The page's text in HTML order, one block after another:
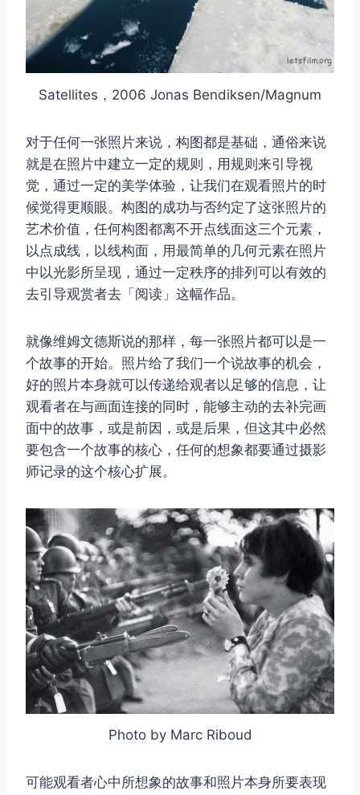
Satellites，2006 Jonas Bendiksen/Magnum
对于任何一张照片来说，构图都是基础，通俗来说
就是在照片中建立一定的规则，用规则来引导视
觉，通过一定的美学体验，让我们在观看照片的时
候觉得更顺眼。构图的成功与否约定了这张照片的
艺术价值，任何构图都离不开点线面这三个元素，
以点成线，以线构面，用最简单的几何元素在照片
中以光影所呈现，通过一定秩序的排列可以有效的
去引导观赏者去「阅读」这幅作品。
就像维姆文德斯说的那样，每一张照片都可以是一
个故事的开始。照片给了我们一个说故事的机会，
好的照片本身就可以传递给观者以足够的信息，让
观看者在与画面连接的同时，能够主动的去补完画
面中的故事，或是前因，或是后果，但这其中必然
要包含一个故事的核心，任何的想象都要通过摄影
师记录的这个核心扩展。
Photo by Marc Riboud
可能观看者心中所想象的故事和照片本身所要表现